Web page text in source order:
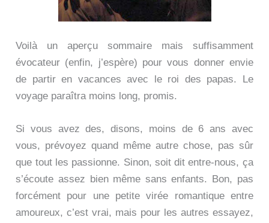
Voilà un aperçu sommaire mais suffisamment
évocateur (enfin, j’espère) pour vous donner envie
de partir en vacances avec le roi des papas. Le
voyage paraîtra moins long, promis.
Si vous avez des, disons, moins de 6 ans avec
vous, prévoyez quand même autre chose, pas sûr
que tout les passionne. Sinon, soit dit entre-nous, ça
s’écoute assez bien même sans enfants. Bon, pas
forcément pour une petite virée romantique entre
amoureux, c’est vrai, mais pour les autres essayez,